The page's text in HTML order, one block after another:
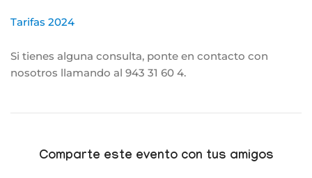
Tarifas 2024
Si tienes alguna consulta, ponte en contacto con
nosotros llamando al 943 31 60 4.
Comparte este evento con tus amigos